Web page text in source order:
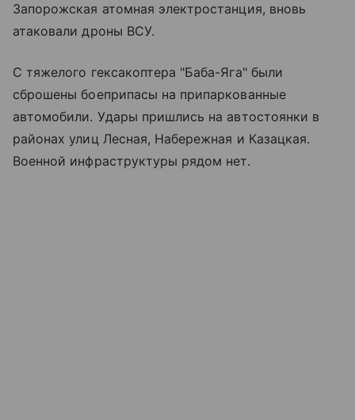
Запорожская атомная электростанция, вновь
атаковали дроны ВСУ.
С тяжелого гексакоптера "Баба-Яга" были
сброшены боеприпасы на припаркованные
автомобили. Удары пришлись на автостоянки в
районах улиц Лесная, Набережная и Казацкая.
Военной инфраструктуры рядом нет.